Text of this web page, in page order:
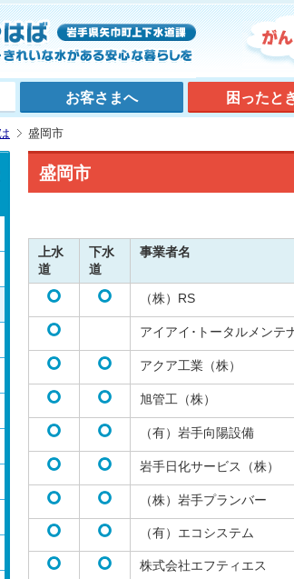
お客さまへ 困ったと
盛岡市
盛岡市
上水
道
下水
道
事業者名
（株）RS
アイアイ･トータルメンテ
アクア工業（株）
旭管工（株）
（有）岩手向陽設備
岩手日化サービス（株）
（株）岩手プランバー
（有）エコシステム
株式会社エフティエス